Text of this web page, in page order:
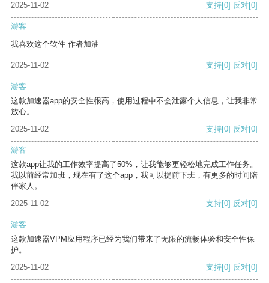
2025-11-02
支持[0] 反对[0]
游客
我喜欢这个软件 作者加油
2025-11-02 支持[0] 反对[0]
游客
这款加速器app的安全性很高，使用过程中不会泄露个人信息，让我非常
放心。
2025-11-02
支持[0] 反对[0]
游客
这款app让我的工作效率提高了50%，让我能够更轻松地完成工作任务。
我以前经常加班，现在有了这个app，我可以提前下班，有更多的时间陪
伴家人。
2025-11-02
支持[0] 反对[0]
游客
这款加速器VPM应用程序已经为我们带来了无限的流畅体验和安全性保
护。
2025-11-02
支持[0] 反对[0]